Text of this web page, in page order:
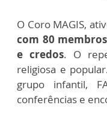
O Coro MAGIS,
com 80
e credos. O
religiosa e
grupo infantil,
conferências e